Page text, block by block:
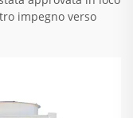
impegno verso